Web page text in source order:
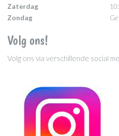
Zaterdag
Zondag
Volg ons!
Volg ons via verschillende social